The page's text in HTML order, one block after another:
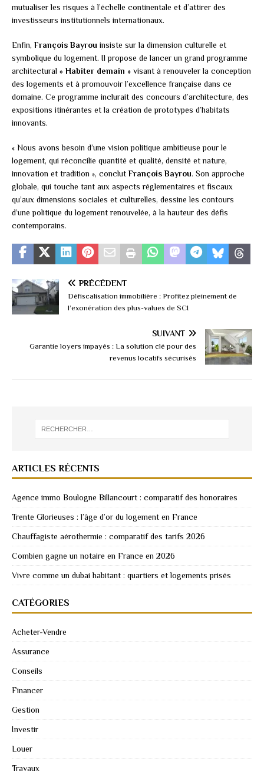
mutualiser les risques à l’échelle continentale et d’attirer des
investisseurs institutionnels internationaux.
Enfin, François Bayrou insiste sur la dimension culturelle et
symbolique du logement. Il propose de lancer un grand programme
architectural « Habiter demain » visant à renouveler la conception
des logements et à promouvoir l’excellence française dans ce
domaine. Ce programme inclurait des concours d’architecture, des
expositions itinérantes et la création de prototypes d’habitats
innovants.
« Nous avons besoin d’une vision politique ambitieuse pour le
logement, qui réconcilie quantité et qualité, densité et nature,
innovation et tradition », conclut François Bayrou. Son approche
globale, qui touche tant aux aspects réglementaires et fiscaux
qu’aux dimensions sociales et culturelles, dessine les contours
d’une politique du logement renouvelée, à la hauteur des défis
contemporains.
PRÉCÉDENT
Défiscalisation immobilière : Profitez pleinement de
l’exonération des plus-values de SCI
SUIVANT
Garantie loyers impayés : La solution clé pour des
revenus locatifs sécurisés
ARTICLES RÉCENTS
Agence immo Boulogne Billancourt : comparatif des honoraires
Trente Glorieuses : l’âge d’or du logement en France
Chauffagiste aérothermie : comparatif des tarifs 2026
Combien gagne un notaire en France en 2026
Vivre comme un dubai habitant : quartiers et logements prisés
CATÉGORIES
Acheter-Vendre
Assurance
Conseils
Financer
Gestion
Investir
Louer
Travaux